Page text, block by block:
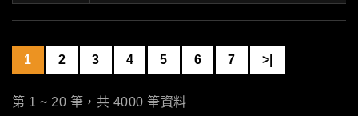
1 2 3 4 5 6 7 >|
第 1 ~ 20 筆，共 4000 筆資料